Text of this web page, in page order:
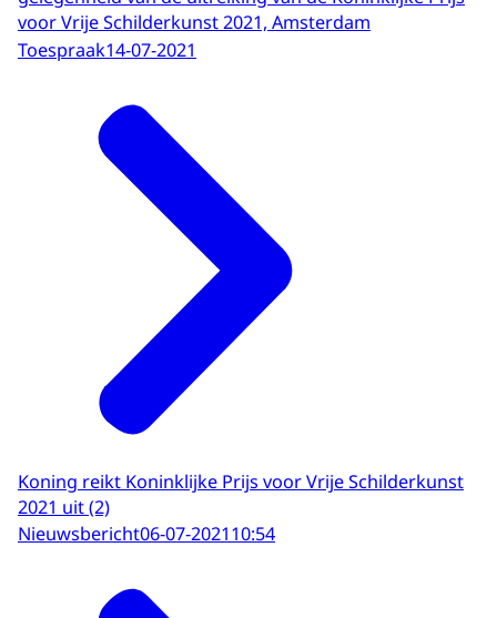
voor Vrije Schilderkunst 2021, Amsterdam
Toespraak14-07-2021
Koning reikt Koninklijke Prijs voor Vrije Schilderkunst
2021 uit (2)
Nieuwsbericht06-07-202110:54